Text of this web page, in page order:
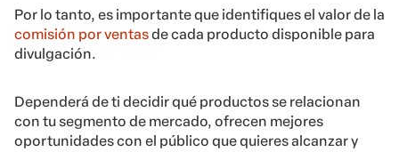
Por lo tanto, es importante que identifiques el valor de la
comisión por ventasde cada producto disponible para
divulgación.
Dependerá de ti decidir qué productos se relacionan
con tu segmento de mercado, ofrecen mejores
oportunidades con el público que quieres alcanzar y